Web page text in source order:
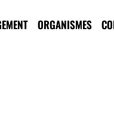
ORGANISMES